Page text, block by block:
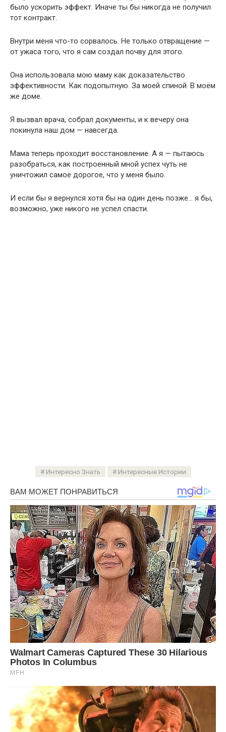
было ускорить эффект. Иначе ты бы никогда не получил
тот контракт.
Внутри меня что-то сорвалось. Не только отвращение —
от ужаса того, что я сам создал почву для этого.
Она использовала мою маму как доказательство
эффективности. Как подопытную. За моей спиной. В моём
же доме.
Я вызвал врача, собрал документы, и к вечеру она
покинула наш дом — навсегда.
Мама теперь проходит восстановление. А я — пытаюсь
разобраться, как построенный мной успех чуть не
уничтожил самое дорогое, что у меня было.
И если бы я вернулся хотя бы на один день позже… я бы,
возможно, уже никого не успел спасти.
Интересно Знать Интересные Истории